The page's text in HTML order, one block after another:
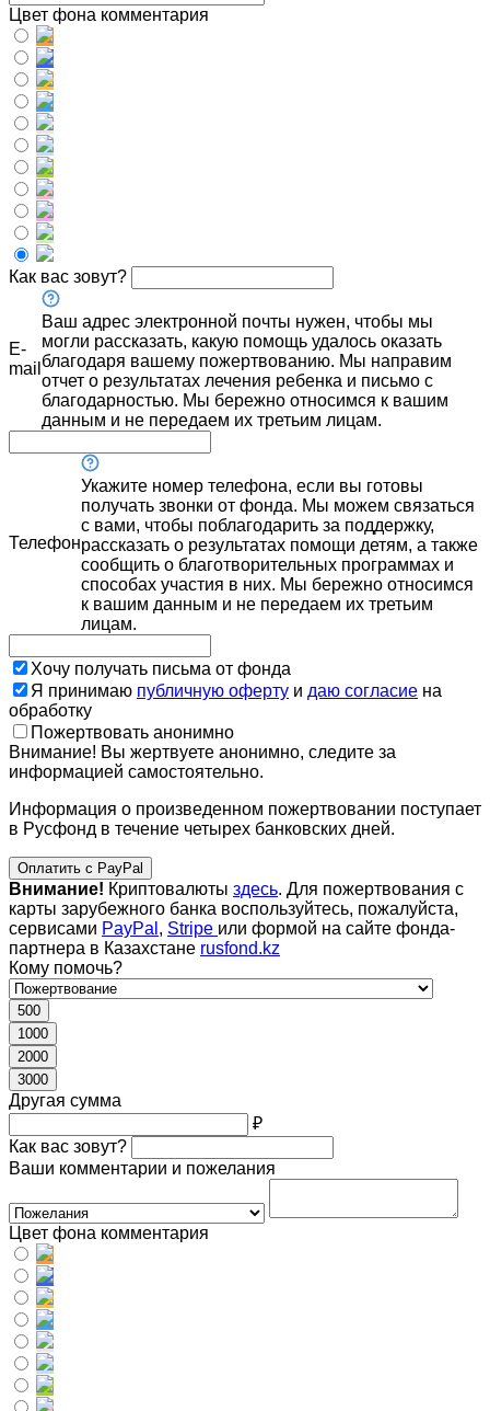
Цвет фона комментария
Как вас зовут?
E-
mail
Ваш адрес электронной почты нужен, чтобы мы
могли рассказать, какую помощь удалось оказать
благодаря вашему пожертвованию. Мы направим
отчет о результатах лечения ребенка и письмо с
благодарностью. Мы бережно относимся к вашим
данным и не передаем их третьим лицам.
Телефон
Укажите номер телефона, если вы готовы
получать звонки от фонда. Мы можем связаться
с вами, чтобы поблагодарить за поддержку,
рассказать о результатах помощи детям, а также
сообщить о благотворительных программах и
способах участия в них. Мы бережно относимся
к вашим данным и не передаем их третьим
лицам.
Хочу получать письма от фонда
Я принимаю публичную оферту и даю согласие на
обработку
Пожертвовать анонимно
Внимание! Вы жертвуете анонимно, следите за
информацией самостоятельно.
Информация о произведенном пожертвовании поступает
в Русфонд в течение четырех банковских дней.
Оплатить с PayPal
Внимание! Криптовалюты здесь. Для пожертвования с
карты зарубежного банка воспользуйтесь, пожалуйста,
сервисами PayPal , Stripe или формой на сайте фонда-
партнера в Казахстане rusfond.kz
Кому помочь?
500
1000
2000
3000
Другая сумма
₽
Как вас зовут?
Ваши комментарии и пожелания
Цвет фона комментария